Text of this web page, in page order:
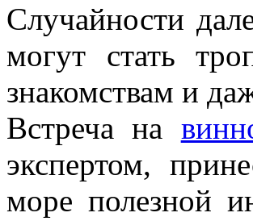
Случайности
могут стать
знакомствам и
Встреча на
экспертом,
море полезной